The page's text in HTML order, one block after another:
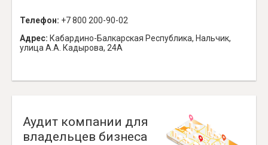
Телефон: +7 800 200-90-02
Адрес: Кабардино-Балкарская Республика, Нальчик,
улица А.А. Кадырова, 24А
Аудит компании для
владельцев бизнеса